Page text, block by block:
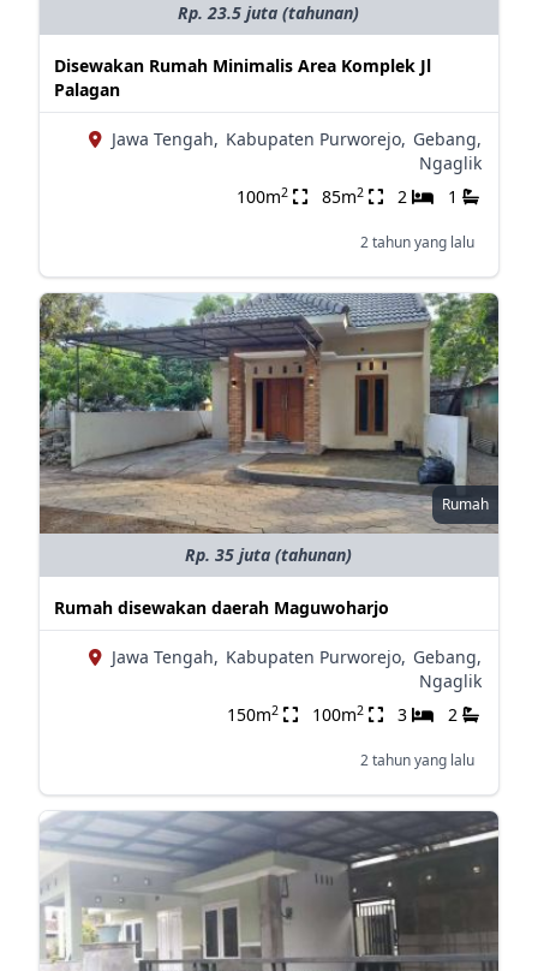
Rp. 23.5 juta (tahunan)
Disewakan Rumah Minimalis Area Komplek Jl
Palagan
Jawa Tengah, Kabupaten Purworejo, Gebang,
Ngaglik
100m2 85m2 2 1
2 tahun yang lalu
Rumah
Rp. 35 juta (tahunan)
Rumah disewakan daerah Maguwoharjo
Jawa Tengah, Kabupaten Purworejo, Gebang,
Ngaglik
150m2 100m2 3 2
2 tahun yang lalu